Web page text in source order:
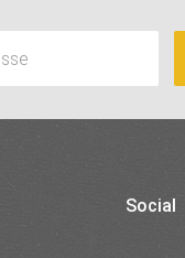
Social